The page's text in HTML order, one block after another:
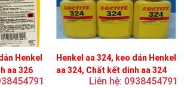
Henkel
aa 326
Henkel aa 324, keo dán Henkel
aa 324, Chất kết dính aa 324
Liên hệ: 0938454791